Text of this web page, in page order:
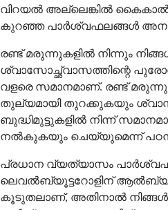
വിറയൽ അല്ലെങ്കിൽ
കുറഞ്ഞ പാർശ്വഫലങ്ങൾ
രണ്ട് മരുന്നുകളിൽ നിന്നും
ശ്വാസോച്ഛ്വാസത്തിന്റെ
വളരെ സമാനമാണ്. രണ്ട്
തുല്യമായി തുറക്കുകയും
ബുദ്ധിമുട്ടുകളിൽ നിന്ന്
നൽകുകയും ചെയ്യുമെന്ന്
പ്രധാന വ്യത്യാസം
ലെവൽബ്യൂട്ടറോളിന്
കൂടുതലാണ്, അതിനാൽ